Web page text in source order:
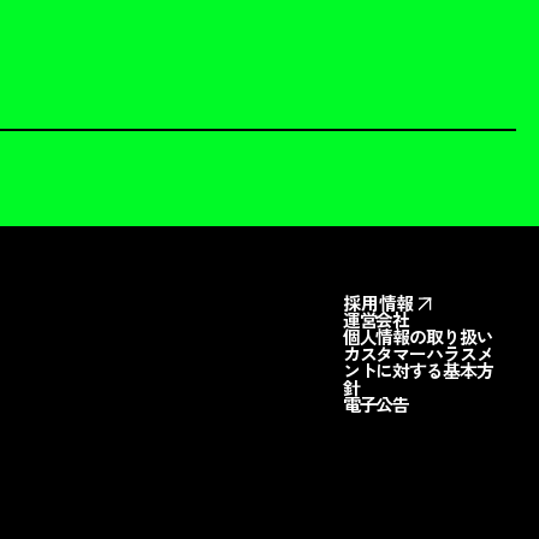
採用情報
運営会社
個人情報の取り扱い
カスタマーハラスメ
ントに対する基本方
針
電子公告